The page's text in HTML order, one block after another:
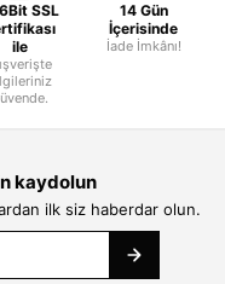
SSL
ile
14 Gün
İçerisinde
İade İmkânı!
kaydolun
ilk siz haberdar olun.